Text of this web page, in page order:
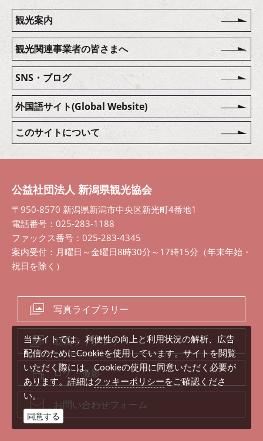
観光案内
観光関連事業者の皆さまへ
SNS・ブログ
外国語サイト(Global Website)
このサイトについて
公益社団法人 新潟県観光協会
〒950-8570 新潟県新潟市中央区新光町4番地1
電話番号：025-283-1188
ファックス番号：025-283-4345
案内受付：月曜日～金曜日8時30分～17時15分（年末年始・
祝日を除く）
写真ライブラリー
動画ライブラリー
ロケ・撮影
お問い合わせフォーム
当サイトでは、利便性の向上と利用状況の解析、広告
配信のためにCookieを使用しています。サイトを閲覧
いただく際には、Cookieの使用に同意いただく必要が
あります。詳細はクッキーポリシーをご確認くださ
い。
同意する